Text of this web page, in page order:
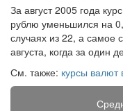
За август 2005 года
рублю уменьшился на
случаях из 22, а самое
августа, когда за один
См. также: курсы валют